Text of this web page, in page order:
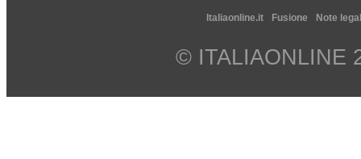
Italiaonline.it Fusione Note
© ITALIAONLINE